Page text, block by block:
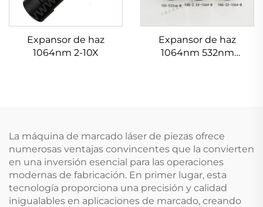
Expansor de haz
1064nm 2-10X
Expansor de haz
1064nm 532nm
La máquina de marcado láser de piezas ofrece
numerosas ventajas convincentes que la convierten
en una inversión esencial para las operaciones
modernas de fabricación. En primer lugar, esta
tecnología proporciona una precisión y calidad
inigualables en aplicaciones de marcado, creando